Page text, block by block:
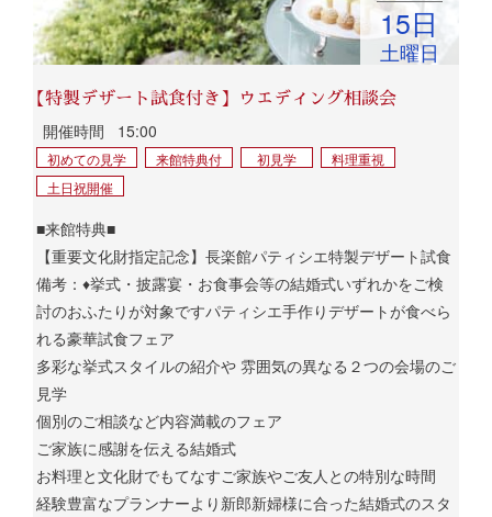
15日
土曜日
【特製デザート試食付き】ウエディング相談会
開催時間 15:00
初めての見学 来館特典付 初見学
料理重視
土日祝開催
■来館特典■
【重要文化財指定記念】長楽館パティシエ特製デザート試食
備考：♦挙式・披露宴・お食事会等の結婚式いずれかをご検
討のおふたりが対象ですパティシエ手作りデザートが食べら
れる豪華試食フェア
多彩な挙式スタイルの紹介や 雰囲気の異なる２つの会場のご
見学
個別のご相談など内容満載のフェア
ご家族に感謝を伝える結婚式
お料理と文化財でもてなすご家族やご友人との特別な時間
経験豊富なプランナーより新郎新婦様に合った結婚式のスタ